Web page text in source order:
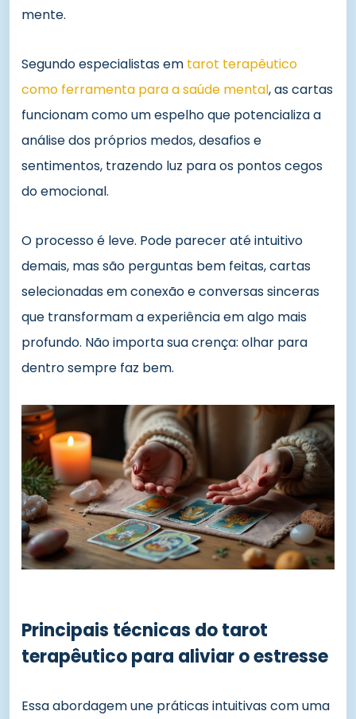
mente.
Segundo especialistas em tarot terapêutico
como ferramenta para a saúde mental, as cartas
funcionam como um espelho que potencializa a
análise dos próprios medos, desafios e
sentimentos, trazendo luz para os pontos cegos
do emocional.
O processo é leve. Pode parecer até intuitivo
demais, mas são perguntas bem feitas, cartas
selecionadas em conexão e conversas sinceras
que transformam a experiência em algo mais
profundo. Não importa sua crença: olhar para
dentro sempre faz bem.
Principais técnicas do tarot
terapêutico para aliviar o estresse
Essa abordagem une práticas intuitivas com uma